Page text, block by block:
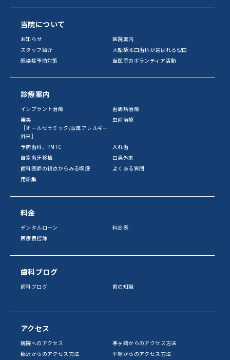
当院について
お知らせ
医院案内
スタッフ紹介
大船駅北口歯科が選ばれる理由
感染症予防対策
当医院のボランティア活動
診療案内
インプラント治療
歯周病治療
審美
［オールセラミック/金属アレルギー
外来］
虫歯治療
予防歯科、PMTC
入れ歯
自家歯牙移植
口臭外来
歯科医師の視点からみる喫煙
よくある質問
用語集
料金
デンタルローン
料金表
医療費控除
歯科ブログ
歯科ブログ 歯の知識
アクセス
病院へのアクセス
茅ヶ崎からのアクセス方法
藤沢からのアクセス方法
平塚からのアクセス方法